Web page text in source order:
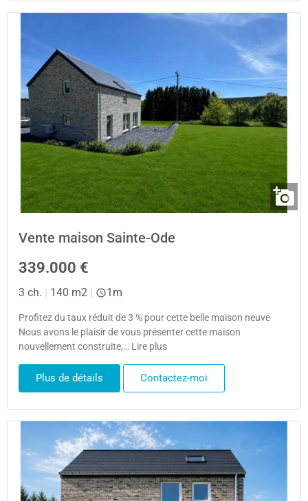
Vente maison Sainte-Ode
339.000 €
3 ch. | 140 m2 | 1m
Profitez du taux réduit de 3 % pour cette belle maison neuve
Nous avons le plaisir de vous présenter cette maison
nouvellement construite,… Lire plus
Plus de détails Contactez-moi